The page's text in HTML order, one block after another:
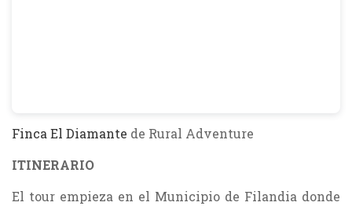
Finca El Diamante de Rural Adventure
ITINERARIO
El tour empieza en el Municipio de Filandia donde